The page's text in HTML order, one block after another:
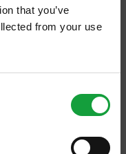
that you’ve
from your use
novita nel campo